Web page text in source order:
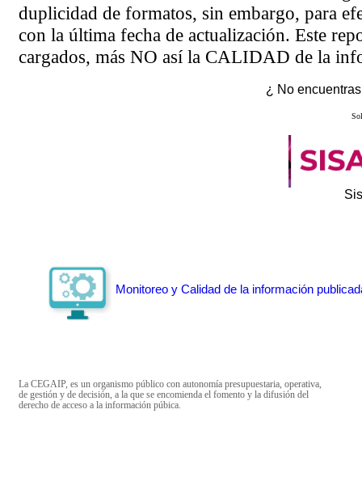
duplicidad de formatos, sin embargo, para
con la última fecha de actualización. Este
cargados, más NO así la CALIDAD de la
¿ No
Monitoreo y Calidad de la información
La CEGAIP, es un organismo público con autonomía presupuestaria, operativa,
de gestión y de decisión, a la que se encomienda el fomento y la difusión del
derecho de acceso a la información púbica.